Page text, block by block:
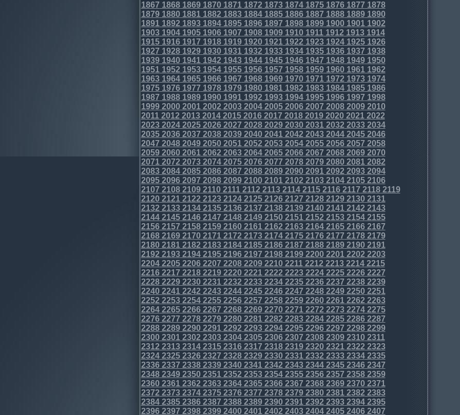
1867 18681869187018711872 18731874187518761877 1878
1879188018811882 18831884188518861887 188818891890
18911892 18931894189518961897 18981899190019011902
19031904190519061907 19081909191019111912 19131914
191519161917 19181919192019211922 1923192419251926
1927 19281929193019311932 19331934193519361937 1938
1939194019411942 19431944194519461947 194819491950
19511952 19531954195519561957 19581959196019611962
19631964196519661967 19681969197019711972 19731974
197519761977 19781979198019811982 1983198419851986
1987 19881989199019911992 19931994199519961997 1998
1999200020012002 20032004200520062007 200820092010
20112012 20132014201520162017 20182019202020212022
20232024202520262027 20282029203020312032 20332034
203520362037 20382039204020412042 2043204420452046
2047 20482049205020512052 20532054205520562057 2058
2059206020612062 20632064206520662067 206820692070
20712072 20732074207520762077 20782079208020812082
20832084208520862087 20882089209020912092 20932094
209520962097 20982099210021012102 2103210421052106
2107 21082109211021112112 21132114211521162117 21182119
212021212122 21232124212521262127 2128212921302131
2132 21332134213521362137 21382139214021412142 2143
2144214521462147 21482149215021512152 215321542155
21562157 21582159216021612162 21632164216521662167
21682169217021712172 21732174217521762177 21782179
218021812182 21832184218521862187 2188218921902191
2192 21932194219521962197 21982199220022012202 2203
2204220522062207 22082209221022112212 221322142215
22162217 22182219222022212222 22232224222522262227
22282229223022312232 22332234223522362237 22382239
224022412242 22432244224522462247 2248224922502251
2252 22532254225522562257 22582259226022612262 2263
2264226522662267 22682269227022712272 227322742275
22762277 22782279228022812282 22832284228522862287
22882289229022912292 22932294229522962297 22982299
230023012302 23032304230523062307 2308230923102311
2312 23132314231523162317 23182319232023212322 2323
2324232523262327 23282329233023312332 233323342335
23362337 23382339234023412342 23432344234523462347
23482349235023512352 23532354235523562357 23582359
236023612362 23632364236523662367 2368236923702371
2372 23732374237523762377 23782379238023812382 2383
2384238523862387 23882389239023912392 239323942395
23962397 23982399240024012402 24032404240524062407